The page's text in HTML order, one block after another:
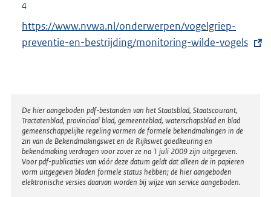
e
l
i
r
n
n
k
:
4
E
x
n
e
l
i
n
k
https://www.nvwa.nl/onderwerpen/vogelgriep-
preventie-en-bestrijding/monitoring-wilde-vogels
Disclaimer
De hier aangeboden pdf-bestanden van het Staatsblad, Staatscourant,
Tractatenblad, provinciaal blad, gemeenteblad, waterschapsblad en blad
gemeenschappelijke regeling vormen de formele bekendmakingen in de
zin van de Bekendmakingswet en de Rijkswet goedkeuring en
bekendmaking verdragen voor zover ze na 1 juli 2009 zijn uitgegeven.
Voor pdf-publicaties van vóór deze datum geldt dat alleen de in papieren
vorm uitgegeven bladen formele status hebben; de hier aangeboden
elektronische versies daarvan worden bij wijze van service aangeboden.